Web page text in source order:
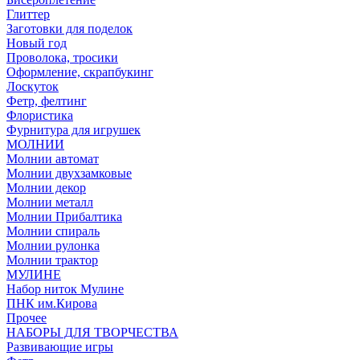
Глиттер
Заготовки для поделок
Новый год
Проволока, тросики
Оформление, скрапбукинг
Лоскуток
Фетр, фелтинг
Флористика
Фурнитура для игрушек
МОЛНИИ
Молнии автомат
Молнии двухзамковые
Молнии декор
Молнии металл
Молнии Прибалтика
Молнии спираль
Молнии рулонка
Молнии трактор
МУЛИНЕ
Набор ниток Мулине
ПНК им.Кирова
Прочее
НАБОРЫ ДЛЯ ТВОРЧЕСТВА
Развивающие игры